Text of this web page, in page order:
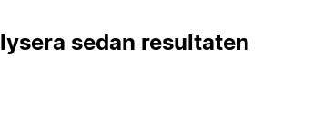
sedan resultaten